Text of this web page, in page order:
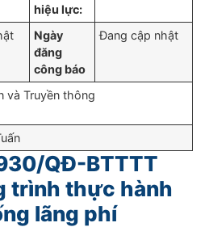
hiệu lực:
Ngày
đăng
công báo
Đang cập nhật
và Truyền thông
QĐ-BTTTT
trình thực hành
lãng phí